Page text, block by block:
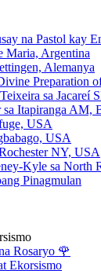
na Pastol kay
Maria, Argentina
Alemanya
Preparation
sa Jacareí
sa Itapiranga AM,
USA
USA
NY, USA
Kyle sa North
Pinagmulan
Rosaryo 🌹
Ekorsismo